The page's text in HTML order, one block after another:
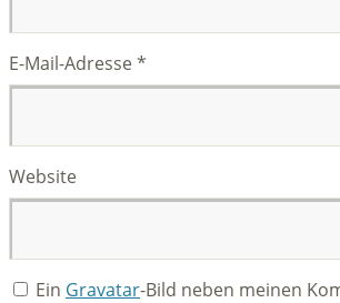
E-Mail-Adresse*
Website
Ein Gravatar-Bild neben meinen